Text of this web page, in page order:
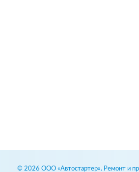
© 2026 ООО «Автостартер». Ремонт и